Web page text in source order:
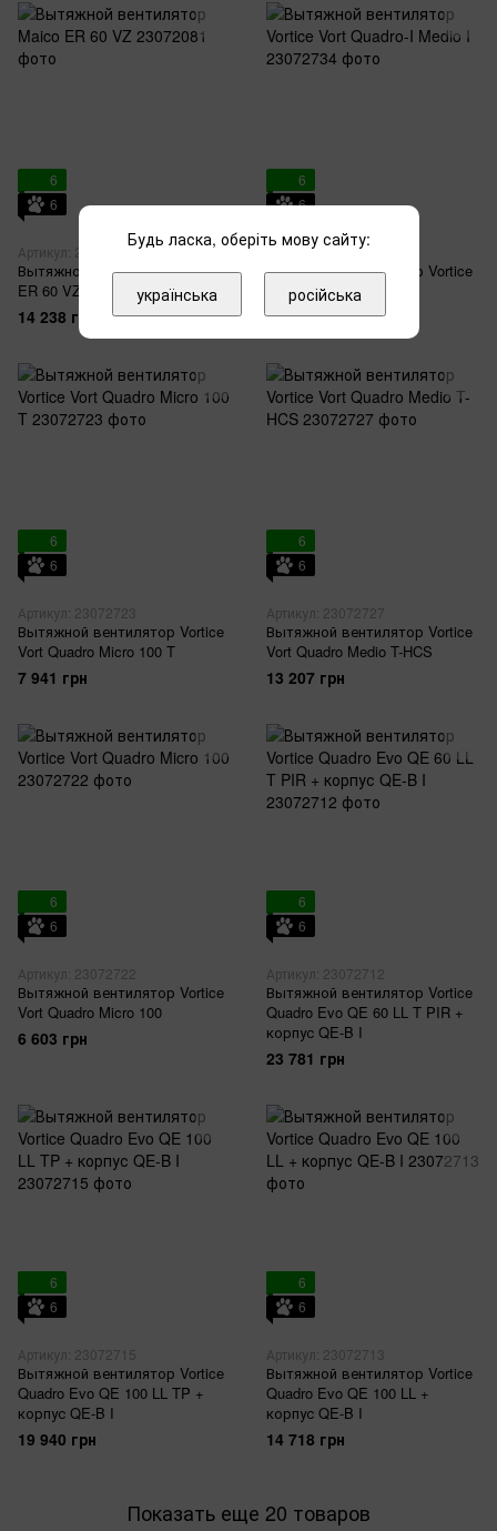
6
6
Артикул: 23072081
Вытяжной вентилятор Maico
ER 60 VZ
14 238 грн
6
6
Артикул: 23072734
Вытяжной вентилятор Vortice
Vort Quadro-I Medio I
12 430 грн
6
6
Артикул: 23072723
Вытяжной вентилятор Vortice
Vort Quadro Micro 100 T
7 941 грн
6
6
Артикул: 23072727
Вытяжной вентилятор Vortice
Vort Quadro Medio T-HCS
13 207 грн
6
6
Артикул: 23072722
Вытяжной вентилятор Vortice
Vort Quadro Micro 100
6 603 грн
6
6
Артикул: 23072712
Вытяжной вентилятор Vortice
Quadro Evo QE 60 LL T PIR +
корпус QE-B I
23 781 грн
6
6
Артикул: 23072715
Вытяжной вентилятор Vortice
Quadro Evo QE 100 LL TP +
корпус QE-B I
19 940 грн
6
6
Артикул: 23072713
Вытяжной вентилятор Vortice
Quadro Evo QE 100 LL +
корпус QE-B I
14 718 грн
Показать еще 20 товаров
Будь ласка, оберіть мову сайту:
українська російська